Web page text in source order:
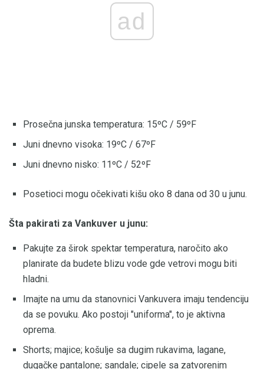
ad
Prosečna junska temperatura: 15ºC / 59ºF
Juni dnevno visoka: 19ºC / 67ºF
Juni dnevno nisko: 11ºC / 52ºF
Posetioci mogu očekivati ​​kišu oko 8 dana od 30 u junu.
Šta pakirati za Vankuver u junu:
Pakujte za širok spektar temperatura, naročito ako
planirate da budete blizu vode gde vetrovi mogu biti
hladni.
Imajte na umu da stanovnici Vankuvera imaju tendenciju
da se povuku. Ako postoji "uniforma", to je aktivna
oprema.
Shorts; majice; košulje sa dugim rukavima, lagane,
dugačke pantalone; sandale; cipele sa zatvorenim